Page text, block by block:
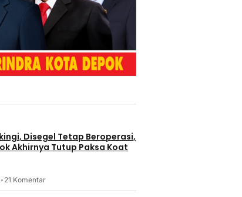
Silaturahmi ke Ulama
Kabupaten Malang, AKBP
Disegel Tetap Beroperasi,
Akhirnya Tutup Paksa Koat
• 21 Komentar